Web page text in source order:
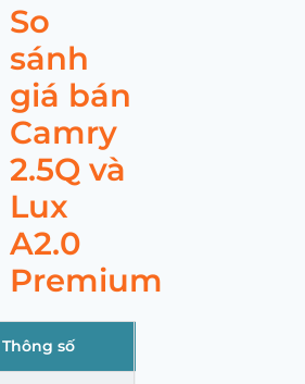
So
sánh
giá bán
Camry
2.5Q và
Lux
A2.0
Premium
Thông số